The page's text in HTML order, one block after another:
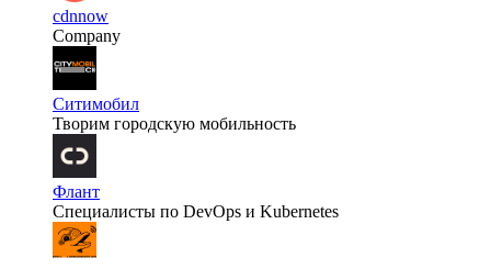
cdnnow
Company
Ситимобил
Творим городскую мобильность
Флант
Специалисты по DevOps и Kubernetes